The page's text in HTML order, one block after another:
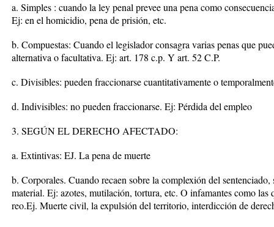
a. Simples : cuando la ley penal prevee una pena como
Ej: en el homicidio, pena de prisión, etc.
b. Compuestas: Cuando el legislador consagra varias penas que
alternativa o facultativa. Ej: art. 178 c.p. Y art. 52 C.P.
c. Divisibles: pueden fraccionarse cuantitativamente o
d. Indivisibles: no pueden fraccionarse. Ej: Pérdida del empleo
3. SEGÚN EL DERECHO AFECTADO:
a. Extintivas: EJ. La pena de muerte
b. Corporales. Cuando recaen sobre la complexión del
material. Ej: azotes, mutilación, tortura, etc. O infamantes como
reo.Ej. Muerte civil, la expulsión del territorio, interdicción de